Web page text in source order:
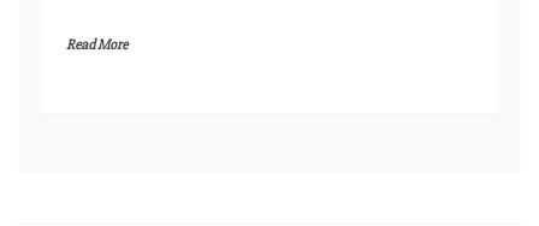
Read More